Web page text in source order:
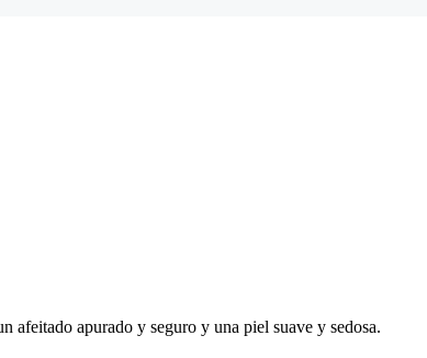
afeitado apurado y seguro y una piel suave y sedosa.